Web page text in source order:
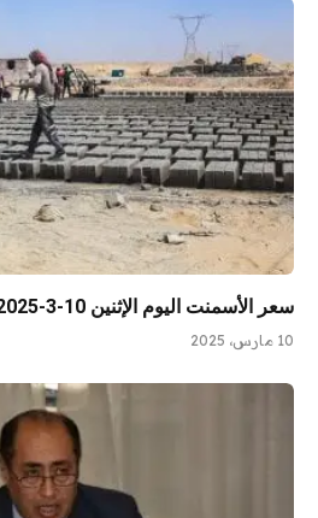
سعر الأسمنت اليوم الإثنين 10-3-2025 لدى الموزعين
10 مارس، 2025